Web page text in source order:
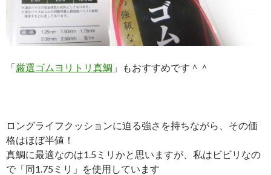
「厳選ゴムヨリトリ真鯛 」もおすすめです＾＾
ロングライフクッションに迫る強さを持ちながら、その価
格はほぼ半値！
真鯛に最適なのは1.5ミリかと思いますが、私はビビリなの
で「同1.75ミリ」を使用しています